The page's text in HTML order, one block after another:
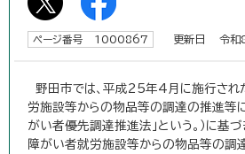
ページ番号 1000867 更新日 令和
野田市では、平成25年4月に施行され
労施設等からの物品等の調達の推進等に
がい者優先調達推進法」という。）に基
障がい者就労施設等からの物品等の調